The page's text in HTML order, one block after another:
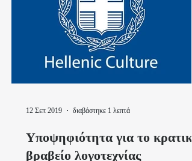
Υποψηφιότητα για το κρατικό
βραβείο λογοτεχνίας
12 Σεπ 2019 διαβάστηκε 1 λεπτά